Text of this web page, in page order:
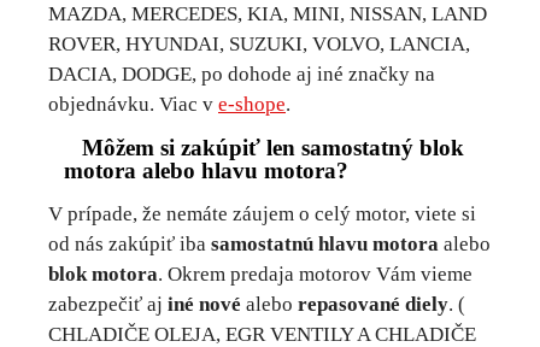
MAZDA, MERCEDES, KIA, MINI, NISSAN, LAND
ROVER, HYUNDAI, SUZUKI, VOLVO, LANCIA,
DACIA, DODGE, po dohode aj iné značky na
objednávku. Viac v e-shope.
Môžem si zakúpiť len samostatný blok
motora alebo hlavu motora?
V prípade, že nemáte záujem o celý motor, viete si
od nás zakúpiť iba samostatnú hlavu motora alebo
blok motora. Okrem predaja motorov Vám vieme
zabezpečiť aj iné nové alebo repasované diely. (
CHLADIČE OLEJA, EGR VENTILY A CHLADIČE